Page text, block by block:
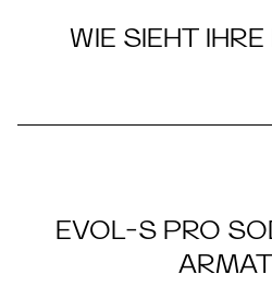
WIE SIEHT
EVOL-S PRO